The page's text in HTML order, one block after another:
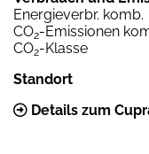
Energieverbr. komb.
CO2-Emissionen
CO2-Klasse
Standort
Details zum